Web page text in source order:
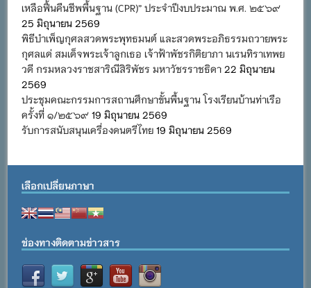
เหลือฟื้นคืนชีพพื้นฐาน (CPR)” ประจำปีงบประมาณ พ.ศ. ๒๕๖๙
25 มิถุนายน 2569
พิธีบำเพ็ญกุศลสวดพระพุทธมนต์ และสวดพระอภิธรรมถวายพระ
กุศลแด่ สมเด็จพระเจ้าลูกเธอ เจ้าฟ้าพัชรกิติยาภา นเรนทิราเทพย
วดี กรมหลวงราชสาริณีสิริพัชร มหาวัชรราชธิดา 22 มิถุนายน
2569
ประชุมคณะกรรมการสถานศึกษาขั้นพื้นฐาน โรงเรียนบ้านท่าเรือ
ครั้งที่ ๑/๒๕๖๙ 19 มิถุนายน 2569
รับการสนับสนุนเครื่องดนตรีไทย 19 มิถุนายน 2569
เลือกเปลี่ยนภาษา
ช่องทางติดตามข่าวสาร